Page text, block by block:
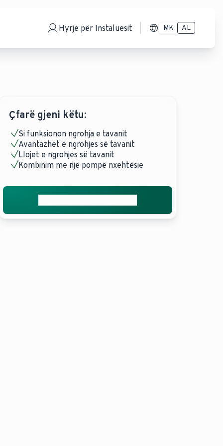
Hyrje për Instaluesit MK AL
Çfarë gjeni këtu:
Si funksionon ngrohja e tavanit
Avantazhet e ngrohjes së tavanit
Llojet e ngrohjes së tavanit
Kombinim me një pompë nxehtësie